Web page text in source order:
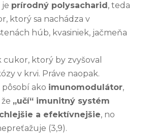
prírodný polysacharid , teda
ktorý sa nachádza v
húb, kvasiniek, jačmeňa
cukor, ktorý by zvyšoval
v krvi. Práve naopak.
ako imunomodulátor,
„učí“ imunitný systém
a efektívnejšie, no
(3,9).
Štatistiky
Aby sme
mohli
zlepšiť
a štruktúru
webovej
stránky na
základe
spôsobu
používania
webovej
stránky.